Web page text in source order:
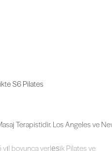
dersleri vermektedir.
S6 Pilates
Terapistidir. Los Angeles ve
boyunca yerleşik Pilates ve